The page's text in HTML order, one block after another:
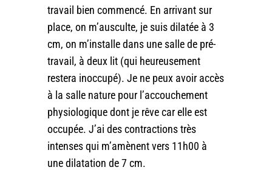
travail bien commencé. En arrivant sur
place, on m’ausculte, je suis dilatée à 3
cm, on m’installe dans une salle de pré-
travail, à deux lit (qui heureusement
restera inoccupé). Je ne peux avoir accès
à la salle nature pour l’accouchement
physiologique dont je rêve car elle est
occupée. J’ai des contractions très
intenses qui m’amènent vers 11h00 à
une dilatation de 7 cm.